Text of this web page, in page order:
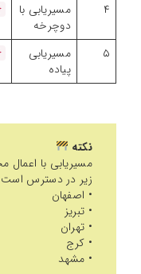
۴
مسیریابی با
دوچرخه
۵
مسیریابی
پیاده
نکته
مسیریابی با
زیر در دسترس
• اصفهان
• تبریز
• تهران
• کرج
• مشهد